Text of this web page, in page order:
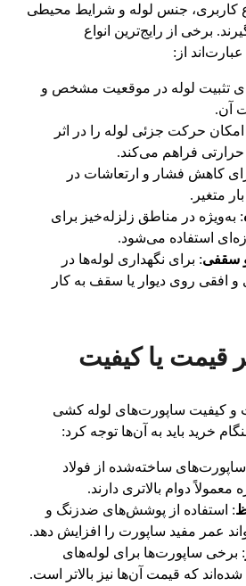
کاربری، جنس لوله و شرایط محیطی
برخی از رایج‌ترین انواع
از:
تثبیت لوله در موقعیت مشخص و
آن.
امکان حرکت جزئی لوله را در اثر
حرارتی فراهم می‌کند.
کاهش فشار و ارتعاشات در
متغیر.
: به‌ویژه در مناطق زلزله‌خیز برای
استفاده می‌شود.
سقفی: برای نگهداری لوله‌ها در
افقی روی دیوار یا سقف به کار
قیمت یا کیفیت
و کیفیت ساپورت‌های لوله کشی
خرید باید به آن‌ها توجه کرد:
ساخته‌شده از فولاد
معمولاً دوام بالاتری دارند.
: استفاده از پوشش‌های ضدزنگ و
عمر مفید ساپورت را افزایش دهد.
: برخی ساپورت‌ها برای لوله‌های
که قیمت آن‌ها نیز بالاتر است.